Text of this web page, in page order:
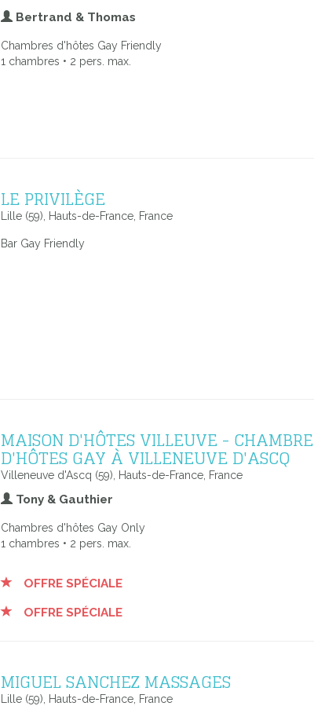
Bertrand & Thomas
Chambres d'hôtes Gay Friendly
1 chambres • 2 pers. max.
LE PRIVILÈGE
Lille (59), Hauts-de-France, France
Bar Gay Friendly
MAISON D'HÔTES VILLEUVE - CHAMBRE
D'HÔTES GAY À VILLENEUVE D'ASCQ
Villeneuve d'Ascq (59), Hauts-de-France, France
Tony & Gauthier
Chambres d'hôtes Gay Only
1 chambres • 2 pers. max.
OFFRE SPÉCIALE
OFFRE SPÉCIALE
MIGUEL SANCHEZ MASSAGES
Lille (59), Hauts-de-France, France